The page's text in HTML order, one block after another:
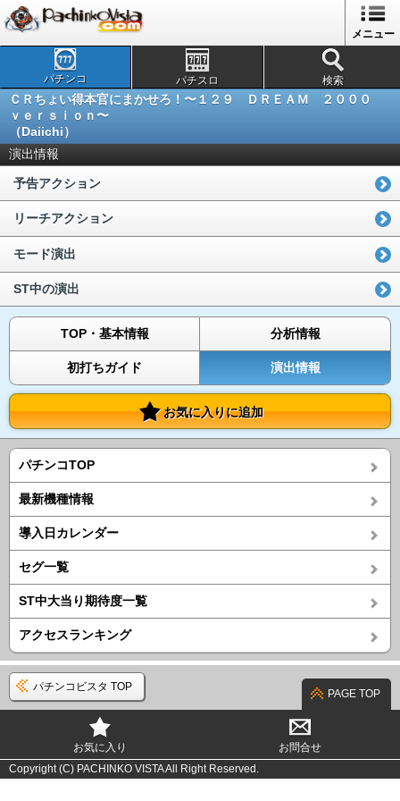
メニュー
パチンコ パチスロ 検索
ＣＲちょい得本官にまかせろ！〜１２９ ＤＲＥＡＭ ２０００
ｖｅｒｓｉｏｎ〜
（Daiichi）
演出情報
予告アクション
リーチアクション
モード演出
ST中の演出
TOP・基本情報 分析情報
初打ちガイド 演出情報
お気に入りに追加
パチンコTOP
最新機種情報
導入日カレンダー
セグ一覧
ST中大当り期待度一覧
アクセスランキング
パチンコビスタ TOP
PAGE TOP
お気に入り
お問合せ
Copyright (C) PACHINKO VISTA All Right Reserved.